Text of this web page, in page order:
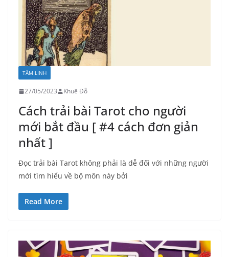
TÂM LINH
27/05/2023 Khuê Đỗ
Cách trải bài Tarot cho người
mới bắt đầu [ #4 cách đơn giản
nhất ]
Đọc trải bài Tarot không phải là dễ đối với những người
mới tìm hiểu về bộ môn này bởi
Read More